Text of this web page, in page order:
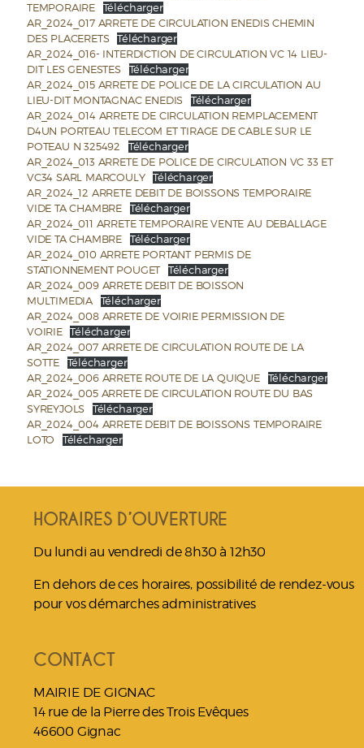
TEMPORAIRE
Télécharger
AR_2024_017 ARRETE DE CIRCULATION ENEDIS CHEMIN
DES PLACERETS
Télécharger
AR_2024_016- INTERDICTION DE CIRCULATION VC 14 LIEU-
DIT LES GENESTES
Télécharger
AR_2024_015 ARRETE DE POLICE DE LA CIRCULATION AU
LIEU-DIT MONTAGNAC ENEDIS
Télécharger
AR_2024_014 ARRETE DE CIRCULATION REMPLACEMENT
D4UN PORTEAU TELECOM ET TIRAGE DE CABLE SUR LE
POTEAU N 325492
Télécharger
AR_2024_013 ARRETE DE POLICE DE CIRCULATION VC 33 ET
VC34 SARL MARCOULY
Télécharger
AR_2024_12 ARRETE DEBIT DE BOISSONS TEMPORAIRE
VIDE TA CHAMBRE
Télécharger
AR_2024_011 ARRETE TEMPORAIRE VENTE AU DEBALLAGE
VIDE TA CHAMBRE
Télécharger
AR_2024_010 ARRETE PORTANT PERMIS DE
STATIONNEMENT POUGET
Télécharger
AR_2024_009 ARRETE DEBIT DE BOISSON
MULTIMEDIA
Télécharger
AR_2024_008 ARRETE DE VOIRIE PERMISSION DE
VOIRIE
Télécharger
AR_2024_007 ARRETE DE CIRCULATION ROUTE DE LA
SOTTE
Télécharger
AR_2024_006 ARRETE ROUTE DE LA QUIQUE
Télécharger
AR_2024_005 ARRETE DE CIRCULATION ROUTE DU BAS
SYREYJOLS
Télécharger
AR_2024_004 ARRETE DEBIT DE BOISSONS TEMPORAIRE
LOTO
Télécharger
HORAIRES D’OUVERTURE
Du lundi au vendredi de 8h30 à 12h30
En dehors de ces horaires, possibilité de rendez-vous
pour vos démarches administratives
CONTACT
MAIRIE DE GIGNAC
14 rue de la Pierre des Trois Evêques
46600 Gignac